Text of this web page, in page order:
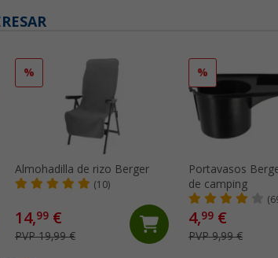
%
Almohadilla de rizo Berger
(10)
14,99 €
PVP 19,99 €
%
Portavasos
de camping
4,99 €
PVP 9,99 €